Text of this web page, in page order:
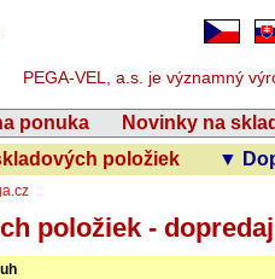
PEGA-VEL, a.s. je významný
ponuka
Novinky na
položiek ▼
položiek -